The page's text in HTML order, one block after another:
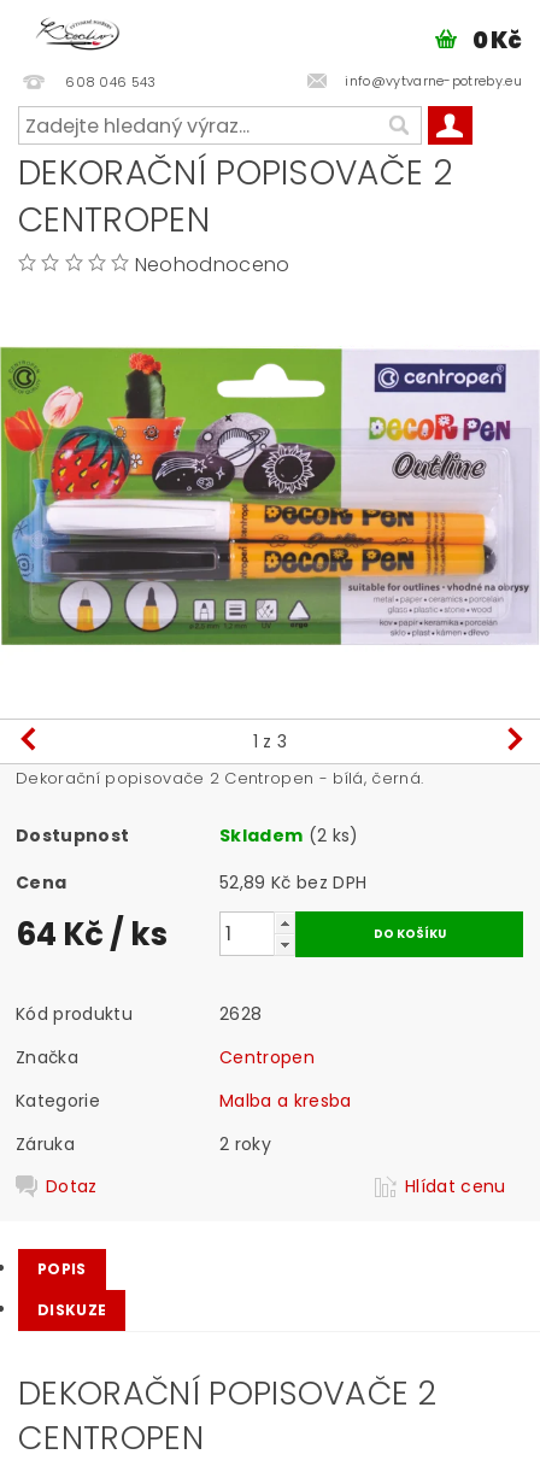
608 046 543 info@vytvarne-potreby.eu
0 Kč
DEKORAČNÍ POPISOVAČE 2
CENTROPEN
Neohodnoceno
1 z 3
Dekorační popisovače 2 Centropen - bílá, černá.
Dostupnost Skladem (2 ks)
Cena
52,89 Kč bez DPH
64 Kč/ ks
Kód produktu
2628
Značka
Centropen
Kategorie
Malba a kresba
Záruka
2 roky
Dotaz
Hlídat cenu
POPIS
DISKUZE
DEKORAČNÍ POPISOVAČE 2
CENTROPEN